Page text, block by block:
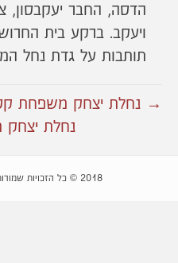
הדסה, החבר יעקבסון,
ויעקב. ברקע בית
תותבות על גדת נחל
→ נחלת יצחק משפחת
נחלת יצחק
2018 © כל הזכויות שמורות ליוסי עופר "גולה ותקומה"